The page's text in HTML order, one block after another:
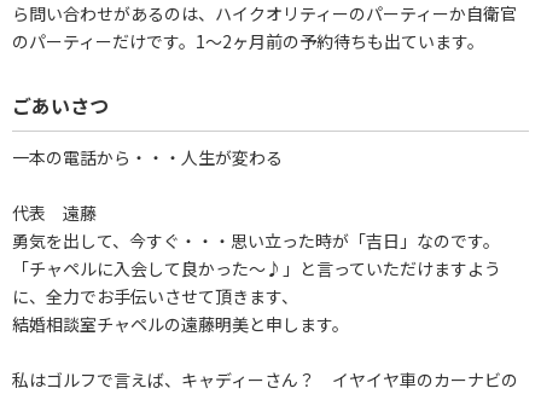
ら問い合わせがあるのは、ハイクオリティーのパーティーか自衛官
のパーティーだけです。1～2ヶ月前の予約待ちも出ています。
ごあいさつ
一本の電話から・・・人生が変わる
代表 遠藤
勇気を出して、今すぐ・・・思い立った時が「吉日」なのです。
「チャペルに入会して良かった～♪」と言っていただけますよう
に、全力でお手伝いさせて頂きます、
結婚相談室チャペルの遠藤明美と申します。
私はゴルフで言えば、キャディーさん？ イヤイヤ車のカーナビの